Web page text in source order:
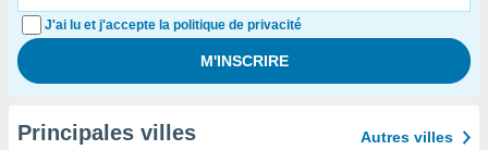
J'ai lu et j'accepte la politique de privacité
Principales villes Autres villes